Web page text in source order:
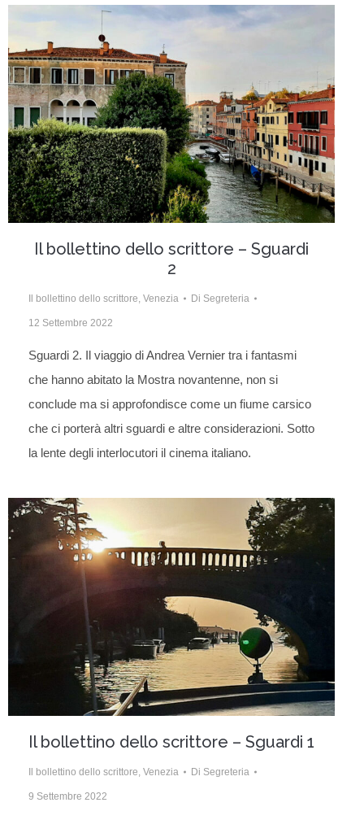
Il bollettino dello scrittore – Sguardi
2
Il bollettino dello scrittore, Venezia Di Segreteria
12 Settembre 2022
Sguardi 2. Il viaggio di Andrea Vernier tra i fantasmi
che hanno abitato la Mostra novantenne, non si
conclude ma si approfondisce come un fiume carsico
che ci porterà altri sguardi e altre considerazioni. Sotto
la lente degli interlocutori il cinema italiano.
Il bollettino dello scrittore – Sguardi 1
Il bollettino dello scrittore, Venezia Di Segreteria
9 Settembre 2022